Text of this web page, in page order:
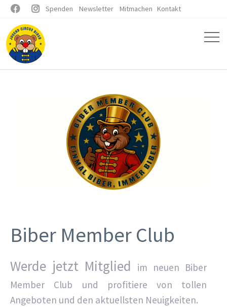
  Spenden Newsletter Mitmachen Kontakt
Biber Member Club
Werde jetzt Mitglied
im neuen Biber
Member Club und profitiere von tollen
Angeboten und den aktuellsten Neuigkeiten.